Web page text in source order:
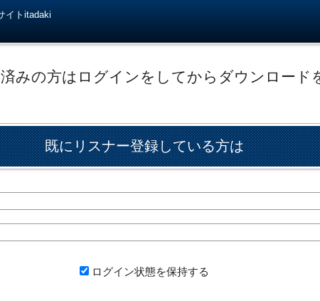
イトitadaki
みの方はログインをしてからダウンロード
既にリスナー登録している方は
ログイン状態を保持する